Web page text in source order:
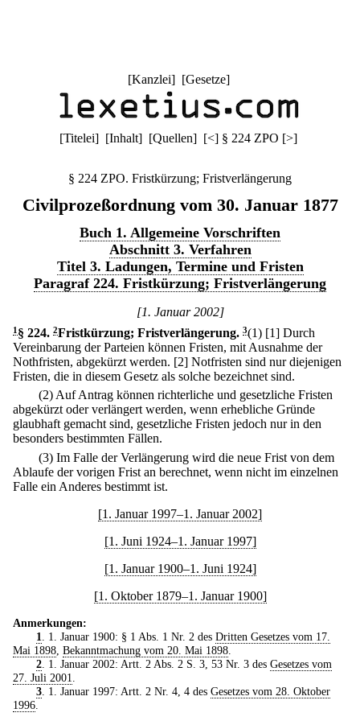
[Kanzlei] [Gesetze]
[Titelei] [Inhalt] [Quellen] [<] § 224 ZPO [>]
§ 224 ZPO. Fristkürzung; Fristverlängerung
Civilprozeßordnung vom 30. Januar 1877
Buch 1. Allgemeine Vorschriften
Abschnitt 3. Verfahren
Titel 3. Ladungen, Termine und Fristen
Paragraf 224. Fristkürzung; Fristverlängerung
[1. Januar 2002]
1 § 224. 2Fristkürzung; Fristverlängerung. 3(1) [1] Durch
Vereinbarung der Parteien können Fristen, mit Ausnahme der
Nothfristen, abgekürzt werden. [2] Notfristen sind nur diejenigen
Fristen, die in diesem Gesetz als solche bezeichnet sind.
(2) Auf Antrag können richterliche und gesetzliche Fristen
abgekürzt oder verlängert werden, wenn erhebliche Gründe
glaubhaft gemacht sind, gesetzliche Fristen jedoch nur in den
besonders bestimmten Fällen.
(3) Im Falle der Verlängerung wird die neue Frist von dem
Ablaufe der vorigen Frist an berechnet, wenn nicht im einzelnen
Falle ein Anderes bestimmt ist.
[1. Januar 1997–1. Januar 2002]
[1. Juni 1924–1. Januar 1997]
[1. Januar 1900–1. Juni 1924]
[1. Oktober 1879–1. Januar 1900]
Anmerkungen:
1
. 1. Januar 1900: § 1 Abs. 1 Nr. 2 des Dritten Gesetzes vom 17.
Mai 1898 Bekanntmachung vom 20. Mai 1898
2. 1. Januar 2002: Artt. 2 Abs. 2 S. 3, 53 Nr. 3 des Gesetzes vom
27. Juli 2001
3. 1. Januar 1997: Artt. 2 Nr. 4, 4 des Gesetzes vom 28. Oktober
1996